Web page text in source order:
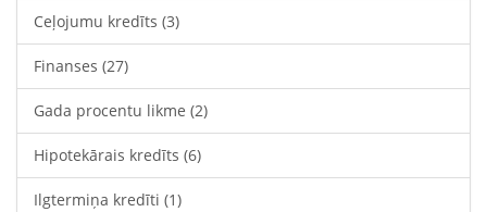
Ceļojumu kredīts (3)
Finanses (27)
Gada procentu likme (2)
Hipotekārais kredīts (6)
Ilgtermiņa kredīti (1)